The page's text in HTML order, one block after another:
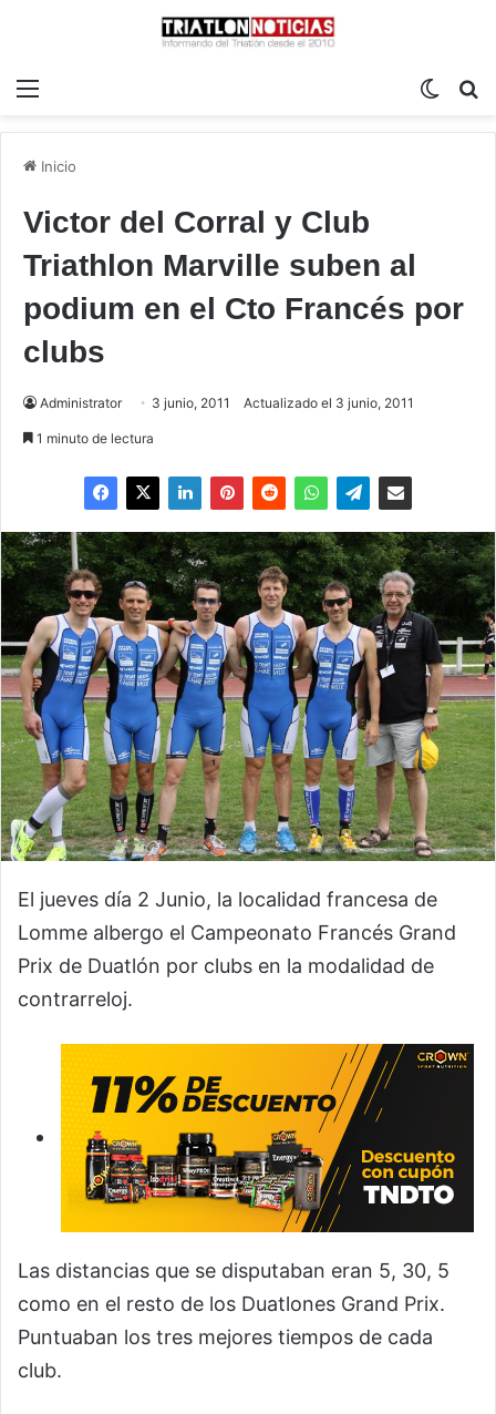
Inicio
Victor del Corral y Club
Triathlon Marville suben al
podium en el Cto Francés por
clubs
Administrator 3 junio, 2011 Actualizado el 3 junio, 2011
1 minuto de lectura
El jueves día 2 Junio, la localidad francesa de
Lomme albergo el Campeonato Francés Grand
Prix de Duatlón por clubs en la modalidad de
contrarreloj.
Las distancias que se disputaban eran 5, 30, 5
como en el resto de los Duatlones Grand Prix.
Puntuaban los tres mejores tiempos de cada
club.